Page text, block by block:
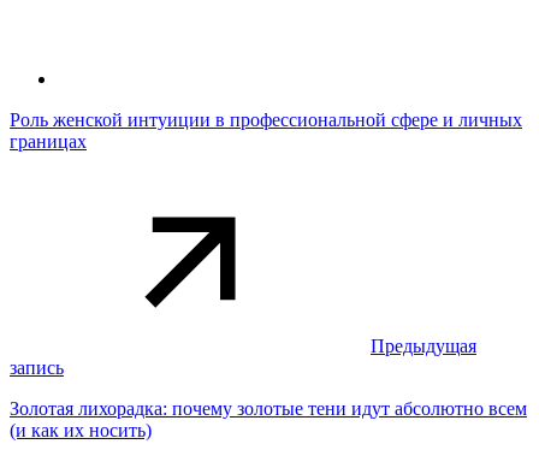
Роль женской интуиции в профессиональной сфере и личных
границах
Предыдущая
запись
Золотая лихорадка: почему золотые тени идут абсолютно всем
(и как их носить)